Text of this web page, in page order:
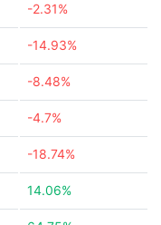
-2.31%
-14.93%
-8.48%
-4.7%
-18.74%
14.06%